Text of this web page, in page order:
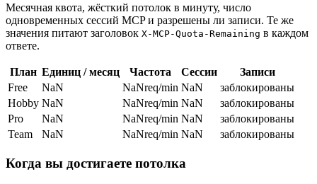
Месячная квота, жёсткий потолок в минуту, число
одновременных сессий MCP и разрешены ли записи. Те же
значения питают заголовок X-MCP-Quota-Remaining в каждом
ответе.
План Единиц / месяц Частота Сессии
Записи
Free
NaN NaNreq/min NaN
заблокированы
Hobby NaN NaNreq/min NaN
заблокированы
Pro
NaN NaNreq/min NaN
заблокированы
Team
NaN NaNreq/min NaN заблокированы
Когда вы достигаете потолка